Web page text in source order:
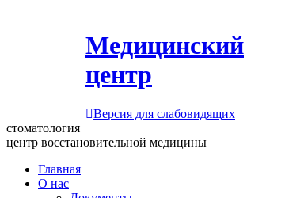
Медицинский
центр
Версия для слабовидящих
стоматология
центр восстановительной медицины
Главная
О нас